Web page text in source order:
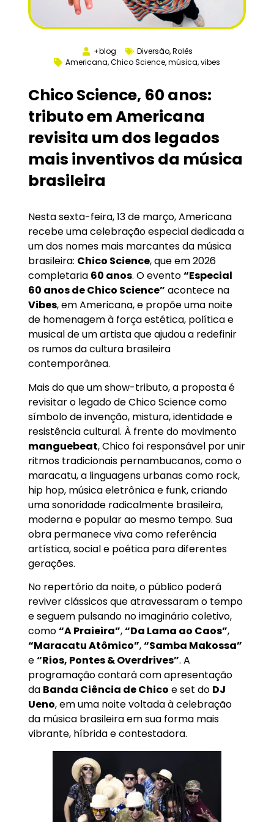
+blog Diversão,Rolês
Americana,Chico Science,música,vibes
Chico Science, 60 anos:
tributo em Americana
revisita um dos legados
mais inventivos da música
brasileira
Nesta sexta-feira, 13 de março, Americana
recebe uma celebração especial dedicada a
um dos nomes mais marcantes da música
brasileira: Chico Science, que em 2026
completaria 60 anos. O evento“Especial
60 anos de Chico Science” acontece na
Vibes, em Americana, e propõe uma noite
de homenagem à força estética, política e
musical de um artista que ajudou a redefinir
os rumos da cultura brasileira
contemporânea.
Mais do que um show-tributo, a proposta é
revisitar o legado de Chico Science como
símbolo de invenção, mistura, identidade e
resistência cultural. À frente do movimento
manguebeat, Chico foi responsável por unir
ritmos tradicionais pernambucanos, como o
maracatu, a linguagens urbanas como rock,
hip hop, música eletrônica e funk, criando
uma sonoridade radicalmente brasileira,
moderna e popular ao mesmo tempo. Sua
obra permanece viva como referência
artística, social e poética para diferentes
gerações.
No repertório da noite, o público poderá
reviver clássicos que atravessaram o tempo
e seguem pulsando no imaginário coletivo,
como“A Praieira”,“Da Lama ao Caos”,
“Maracatu Atômico”,“Samba Makossa”
e“Rios, Pontes & Overdrives”. A
programação contará com apresentação
da Banda Ciência de Chico e set do DJ
Ueno, em uma noite voltada à celebração
da música brasileira em sua forma mais
vibrante, híbrida e contestadora.